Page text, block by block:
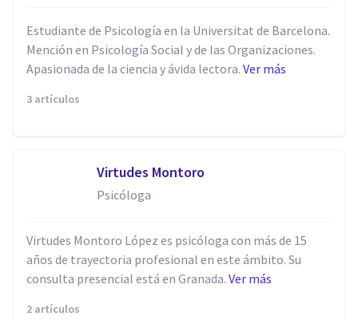
Estudiante de Psicología en la Universitat de Barcelona.
Mención en Psicología Social y de las Organizaciones.
Apasionada de la ciencia y ávida lectora. Ver más
3 artículos
Virtudes Montoro
Psicóloga
Virtudes Montoro López es psicóloga con más de 15
años de trayectoria profesional en este ámbito. Su
consulta presencial está en Granada. Ver más
2 artículos